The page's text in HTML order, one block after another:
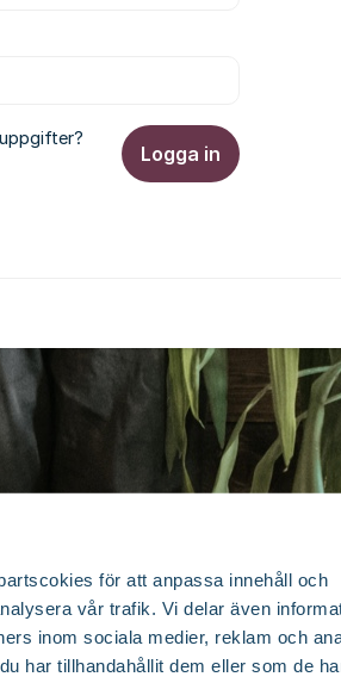
för att anpassa innehåll och
vår trafik. Vi delar även
inom sociala medier, reklam och
har tillhandahållit dem eller som de
Logga in